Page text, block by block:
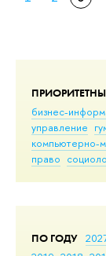
бизнес-
управление
компьютерно-
право
ПО ГОДУ